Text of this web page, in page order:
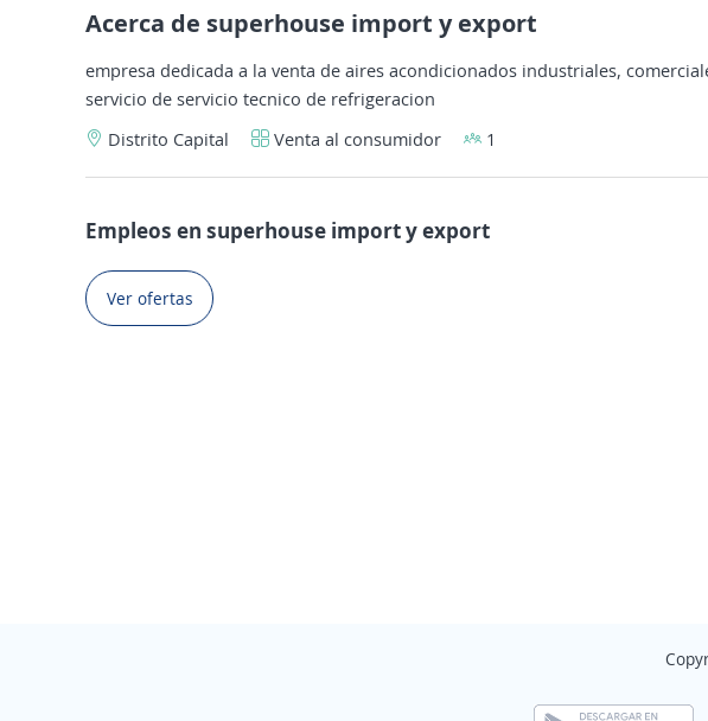
Acerca de superhouse import y export
empresa dedicada a la venta de aires acondicionados industriales,
servicio de servicio tecnico de refrigeracion
Distrito Capital
Venta al consumidor 1
Empleos en superhouse import y export
Ver ofertas